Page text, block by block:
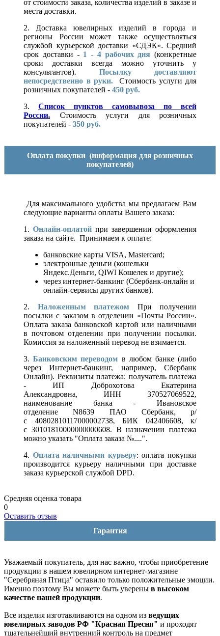
от стоимости заказа, количества изделий в заказе и
места доставки.
2. Доставка ювелирных изделий в города и
регионы России может также осуществляться
службой курьерской доставки «СДЭК». Средний
срок доставки - 1 - 4 рабочих дня (конкретные
сроки доставки всегда можно уточнить у
консультантов). Посылку доставляют
непосредственно в руки.
Стоимость услуги для
розничных покупателей - 450 руб.
3. Список пунктов самовывоза по всей
России.
Стоимость услуги для розничных
покупателей - 350 руб.
Оплата покупки (информация для розничных
покупателей)
Для максимального удобства мы предлагаем Вам
следующие варианты оплаты Вашего заказа:
1. Онлайн-оплатой при завершении оформления
заказа на сайте. Принимаем к оплате:
банковские карты VISA, Mastercard;
электронные деньги (кошельки
Яндекс.Деньги, QIWI Кошелек и другие);
через интернет-банкинг (Сбербанк-онлайн и
онлайн-сервисы других банков).
2. Наложенным платежом При получении
посылки с заказом в отделении «Почты России».
Оплата заказа банковской картой или наличными
в почтовом отделении при получении посылки.
Комиссия за наложенный перевод не взимается.
3.Банковским переводом в любом банке (либо
через Интернет-банкинг, например, Сбербанк
Онлайн). Реквизиты платежа: получатель платежа
- ИП Доброхотова Екатерина
Александровна, ИНН 370527069522,
наименование банка - Ивановское
отделение N8639 ПАО Сбербанк, р/
с 40802810117000002738, БИК 042406608, к/
с 30101810000000000608. В назначении платежа
можно указать "Оплата заказа №....".
4. Оплата наличными курьеру: оплата покупки
производится курьеру наличными при доставке
заказа курьерской службой DPD.
Средняя оценка товара
0
Оставить отзыв
Гарантия
Уважаемый покупатель, для нас важно, чтобы приобретение
продукции в нашем ювелирном интернет-магазине
"Серебряная Птица" оставило только положительные эмоции.
Именно поэтому Вы можете быть уверены в высоком
качестве нашей продукции.
Все изделия изготавливаются на одном из ведущих
ювелирных заводов РФ "Красная Пресня" и проходят
тщательнейший внутренний контроль на предмет